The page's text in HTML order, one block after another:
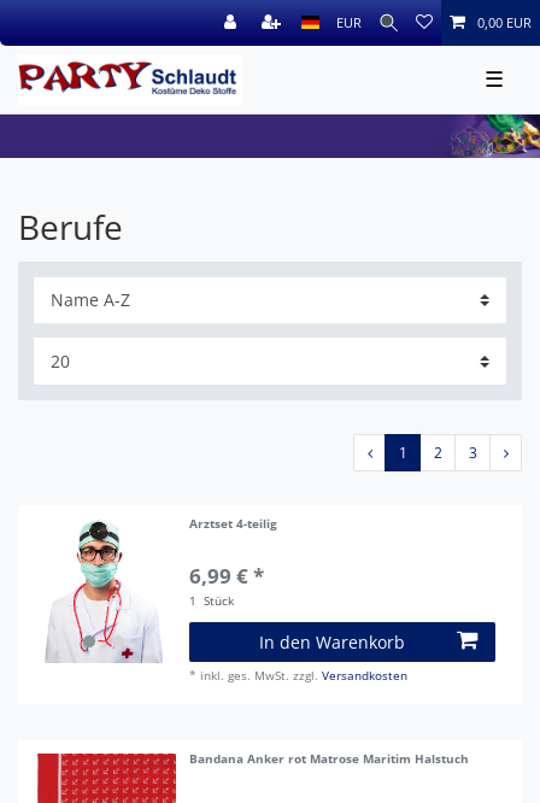
EUR 0,00 EUR
☰
Berufe
1 2 3
Arztset 4-teilig
6,99 € *
1 Stück
In den Warenkorb
* inkl. ges. MwSt. zzgl.Versandkosten
Bandana Anker rot Matrose Maritim Halstuch